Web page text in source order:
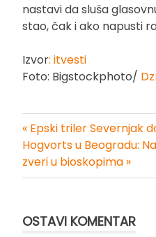
nastavi da sluša
stao, čak i ako napusti
Izvor: itvesti
Foto: Bigstockphoto/
Kretanje
članka
« Epski triler Severnjak
Hogvorts u Beogradu:
zveri u bioskopima »
OSTAVI KOMENTAR